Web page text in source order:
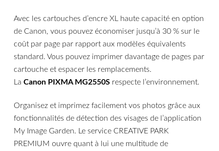
Avec les cartouches d’encre XL haute capacité en option
de Canon, vous pouvez économiser jusqu’à 30 % sur le
coût par page par rapport aux modèles équivalents
standard. Vous pouvez imprimer davantage de pages par
cartouche et espacer les remplacements.
LaCanon PIXMA MG2550S respecte l’environnement.
Organisez et imprimez facilement vos photos grâce aux
fonctionnalités de détection des visages de l’application
My Image Garden. Le service CREATIVE PARK
PREMIUM ouvre quant à lui une multitude de